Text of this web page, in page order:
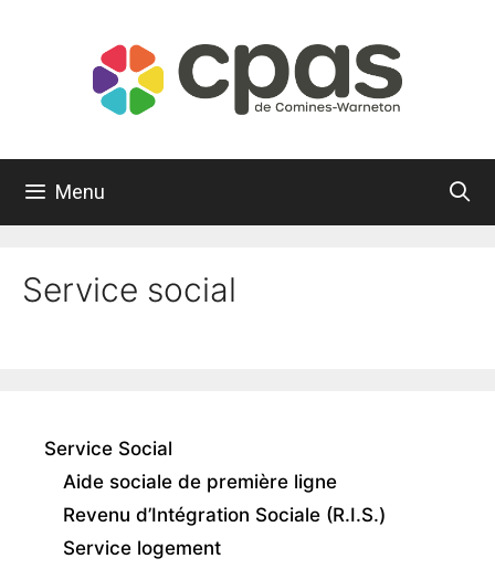
Menu
Service social
Service Social
Aide sociale de première ligne
Revenu d’Intégration Sociale (R.I.S.)
Service logement